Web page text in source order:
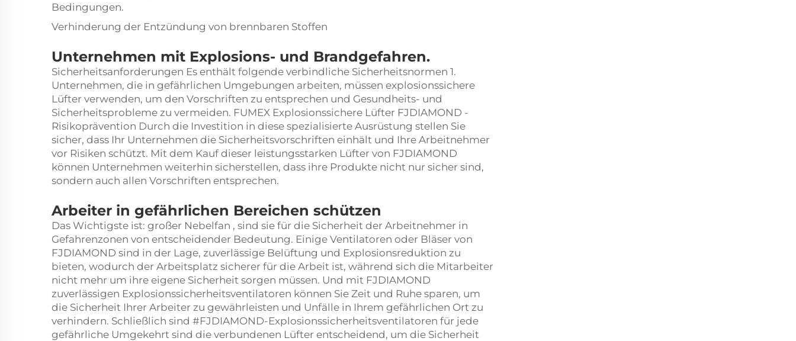
Bedingungen.
Verhinderung der Entzündung von brennbaren Stoffen
Unternehmen mit Explosions- und Brandgefahren.
Sicherheitsanforderungen Es enthält folgende verbindliche Sicherheitsnormen 1.
Unternehmen, die in gefährlichen Umgebungen arbeiten, müssen explosionssichere
Lüfter verwenden, um den Vorschriften zu entsprechen und Gesundheits- und
Sicherheitsprobleme zu vermeiden. FUMEX Explosionssichere Lüfter FJDIAMOND -
Risikoprävention Durch die Investition in diese spezialisierte Ausrüstung stellen Sie
sicher, dass Ihr Unternehmen die Sicherheitsvorschriften einhält und Ihre Arbeitnehmer
vor Risiken schützt. Mit dem Kauf dieser leistungsstarken Lüfter von FJDIAMOND
können Unternehmen weiterhin sicherstellen, dass ihre Produkte nicht nur sicher sind,
sondern auch allen Vorschriften entsprechen.
Arbeiter in gefährlichen Bereichen schützen
Das Wichtigste ist: großer Nebelfan , sind sie für die Sicherheit der Arbeitnehmer in
Gefahrenzonen von entscheidender Bedeutung. Einige Ventilatoren oder Bläser von
FJDIAMOND sind in der Lage, zuverlässige Belüftung und Explosionsreduktion zu
bieten, wodurch der Arbeitsplatz sicherer für die Arbeit ist, während sich die Mitarbeiter
nicht mehr um ihre eigene Sicherheit sorgen müssen. Und mit FJDIAMOND
zuverlässigen Explosionssicherheitsventilatoren können Sie Zeit und Ruhe sparen, um
die Sicherheit Ihrer Arbeiter zu gewährleisten und Unfälle in Ihrem gefährlichen Ort zu
verhindern. Schließlich sind #FJDIAMOND-Explosionssicherheitsventilatoren für jede
gefährliche Umgekehrt sind die verbundenen Lüfter entscheidend, um die Sicherheit